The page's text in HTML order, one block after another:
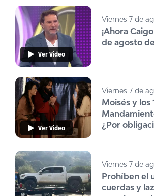
Ver Video
Viernes 7 de
¡Ahora
de agosto
Ver Video
Viernes 7 de
Moisés y los
¿Por
Viernes 7 de
Prohíben el
cuerdas y